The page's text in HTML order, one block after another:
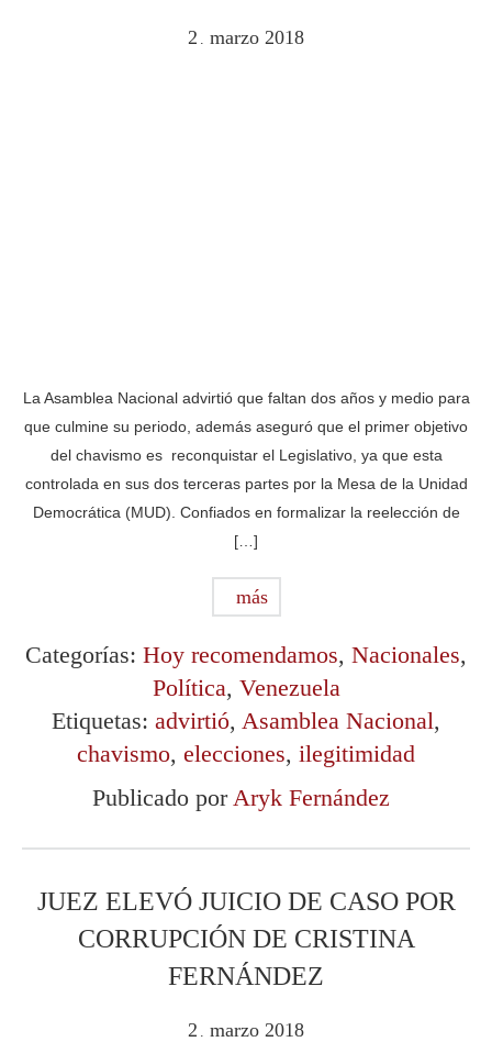
2 . marzo 2018
La Asamblea Nacional advirtió que faltan dos años y medio para
que culmine su periodo, además aseguró que el primer objetivo
del chavismo es reconquistar el Legislativo, ya que esta
controlada en sus dos terceras partes por la Mesa de la Unidad
Democrática (MUD). Confiados en formalizar la reelección de
[…]
más
Categorías: Hoy recomendamos, Nacionales,
Política, Venezuela
Etiquetas: advirtió, Asamblea Nacional,
chavismo, elecciones, ilegitimidad
Publicado porAryk Fernández
JUEZ ELEVÓ JUICIO DE CASO POR
CORRUPCIÓN DE CRISTINA
FERNÁNDEZ
2 . marzo 2018